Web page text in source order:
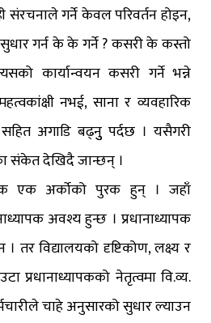
संरचनाले गर्ने केवल परिवर्तन होइन,
सुधार गर्न के के गर्ने ? कसरी के कस्तो
कार्यान्वयन कसरी गर्ने भन्ने
नभई, साना र व्यवहारिक
अगाडि बढ्नुु पर्दछ । यसैगरी
संकेत देखिदै जान्छन् ।
एक अर्काेको पुरक हुन् । जहाँ
अवश्य हुन्छ । प्रधानाध्यापक
तर विद्यालयको दृष्टिकोण, लक्ष्य र
प्रधानाध्यापकको नेतृत्वमा वि.व्य.
चाहे अनुसारको सुधार ल्याउन